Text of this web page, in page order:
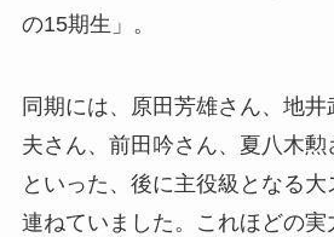
の15期生」。
同期には、原田芳雄さん、地
夫さん、前田吟さん、夏八木
といった、後に主役級となる
連ねていました。これほどの実